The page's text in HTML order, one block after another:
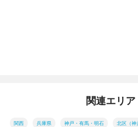
関連エリア
関西 兵庫県 神戸・有馬・明石 北区（神